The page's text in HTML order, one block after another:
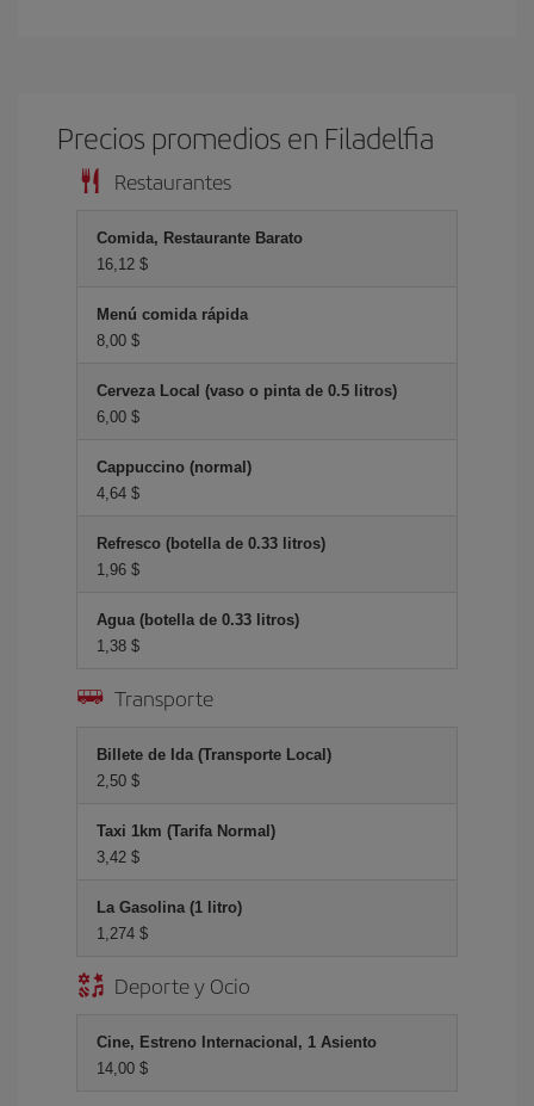
Precios promedios en Filadelfia
Restaurantes
Comida, Restaurante Barato
16,12 $
Menú comida rápida
8,00 $
Cerveza Local (vaso o pinta de 0.5 litros)
6,00 $
Cappuccino (normal)
4,64 $
Refresco (botella de 0.33 litros)
1,96 $
Agua (botella de 0.33 litros)
1,38 $
Transporte
Billete de Ida (Transporte Local)
2,50 $
Taxi 1km (Tarifa Normal)
3,42 $
La Gasolina (1 litro)
1,274 $
Deporte y Ocio
Cine, Estreno Internacional, 1 Asiento
14,00 $